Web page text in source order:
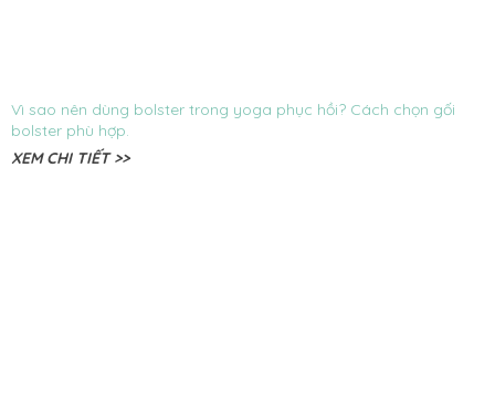
Vì sao nên dùng bolster trong yoga phục hồi? Cách chọn gối
bolster phù hợp.
XEM CHI TIẾT >>